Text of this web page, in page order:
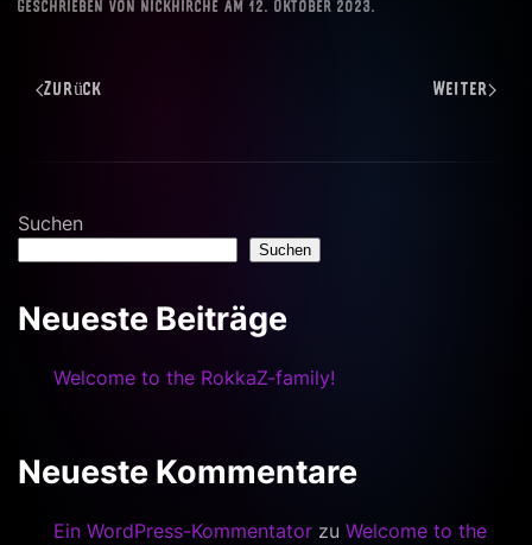
Geschrieben von nickhirche am 12. Oktober 2023.
Zurück Weiter
Suchen
Suchen
Neueste Beiträge
Welcome to the RokkaZ-family!
Neueste Kommentare
Ein WordPress-Kommentator zu Welcome to the